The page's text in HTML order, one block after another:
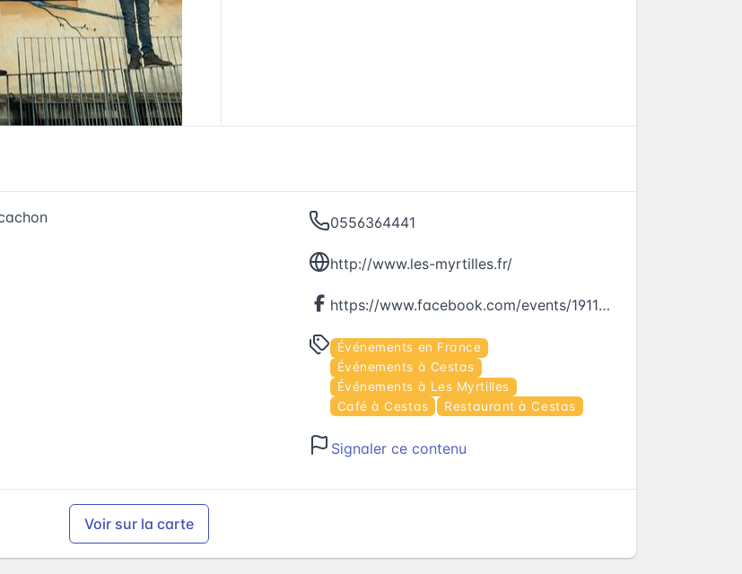
0556364441
http://www.les-myrtilles.fr/
https://www.facebook.com/events/1911369642420369
Événements en France
Événements à Cestas
Événements à Les Myrtilles
Café à Cestas
Restaurant à Cestas
Signaler ce contenu
Voir sur la carte